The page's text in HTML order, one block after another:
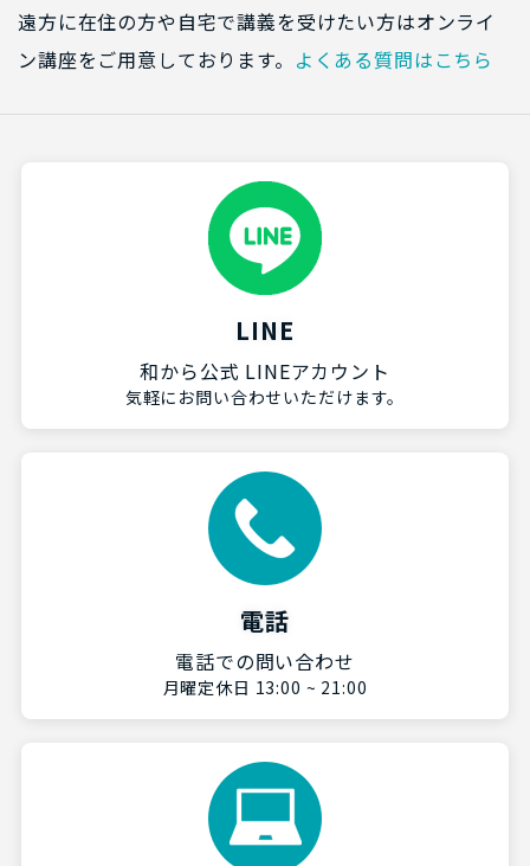
遠方に在住の方や自宅で講義を受けたい方はオンライ
ン講座をご用意しております。 よくある質問はこちら
LINE
和から公式 LINEアカウント
気軽にお問い合わせいただけます。
電話
電話での問い合わせ
月曜定休日 13:00 ~ 21:00